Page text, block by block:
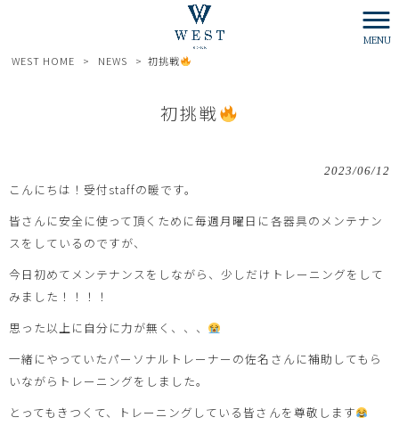
MENU
WEST HOME > NEWS > 初挑戦
初挑戦
2023/06/12
こんにちは！受付staffの暖です。
皆さんに安全に使って頂くために毎週月曜日に各器具のメンテナン
スをしているのですが、
今日初めてメンテナンスをしながら、少しだけトレーニングをして
みました！！！！
思った以上に自分に力が無く、、、
一緒にやっていたパーソナルトレーナーの佐名さんに補助してもら
いながらトレーニングをしました。
とってもきつくて、トレーニングしている皆さんを尊敬します